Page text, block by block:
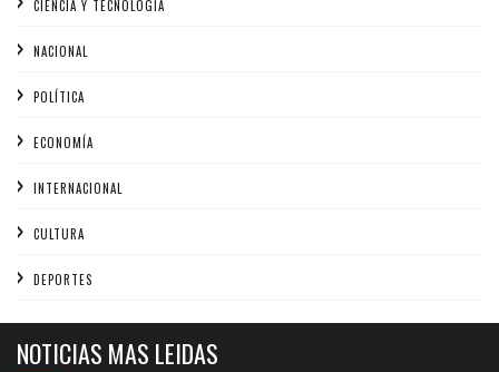
CIENCIA Y TECNOLOGÍA
NACIONAL
POLÍTICA
ECONOMÍA
INTERNACIONAL
CULTURA
DEPORTES
NOTICIAS MAS LEIDAS